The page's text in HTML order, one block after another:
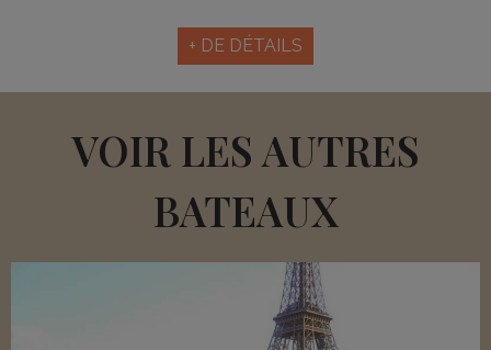
+ DE DÉTAILS
VOIR LES AUTRES
BATEAUX